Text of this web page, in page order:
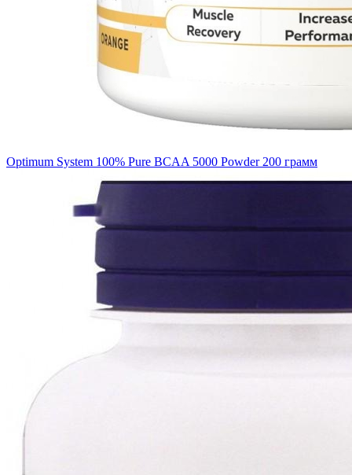
Optimum System 100% Pure BCAA 5000 Powder 200 грамм